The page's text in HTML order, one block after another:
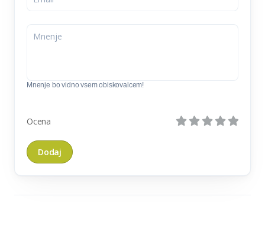
Mnenje bo vidno vsem obiskovalcem!
Ocena